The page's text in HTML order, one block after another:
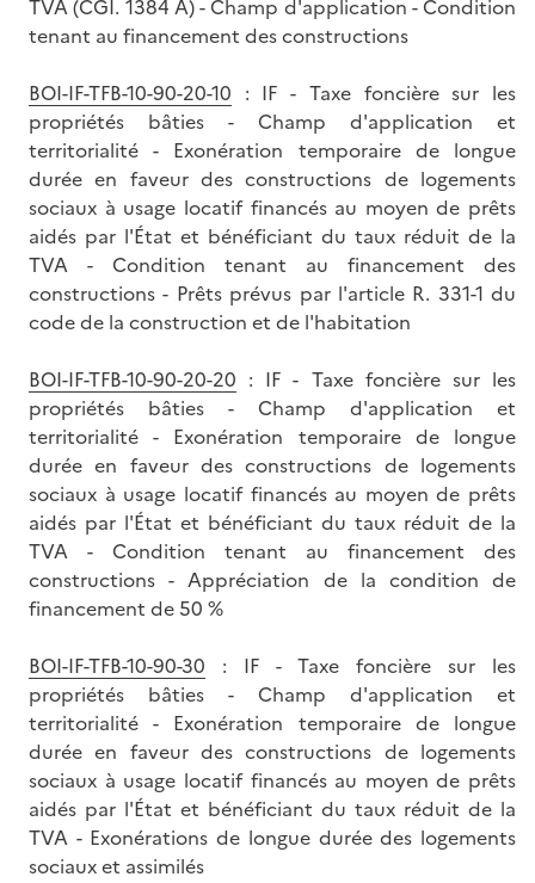
TVA (CGI. 1384 A) - Champ d'application - Condition
tenant au financement des constructions
BOI-IF-TFB-10-90-20-10 : IF - Taxe foncière sur les
propriétés bâties - Champ d'application et
territorialité - Exonération temporaire de longue
durée en faveur des constructions de logements
sociaux à usage locatif financés au moyen de prêts
aidés par l'État et bénéficiant du taux réduit de la
TVA - Condition tenant au financement des
constructions - Prêts prévus par l'article R. 331-1 du
code de la construction et de l'habitation
BOI-IF-TFB-10-90-20-20 : IF - Taxe foncière sur les
propriétés bâties - Champ d'application et
territorialité - Exonération temporaire de longue
durée en faveur des constructions de logements
sociaux à usage locatif financés au moyen de prêts
aidés par l'État et bénéficiant du taux réduit de la
TVA - Condition tenant au financement des
constructions - Appréciation de la condition de
financement de 50 %
BOI-IF-TFB-10-90-30 : IF - Taxe foncière sur les
propriétés bâties - Champ d'application et
territorialité - Exonération temporaire de longue
durée en faveur des constructions de logements
sociaux à usage locatif financés au moyen de prêts
aidés par l'État et bénéficiant du taux réduit de la
TVA - Exonérations de longue durée des logements
sociaux et assimilés